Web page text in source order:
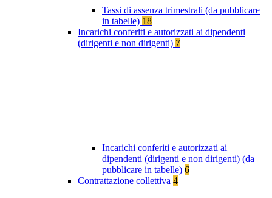
Tassi di assenza trimestrali (da pubblicare
in tabelle) 18
Incarichi conferiti e autorizzati ai dipendenti
(dirigenti e non dirigenti) 7
Incarichi conferiti e autorizzati ai
dipendenti (dirigenti e non dirigenti) (da
pubblicare in tabelle) 6
Contrattazione collettiva 4